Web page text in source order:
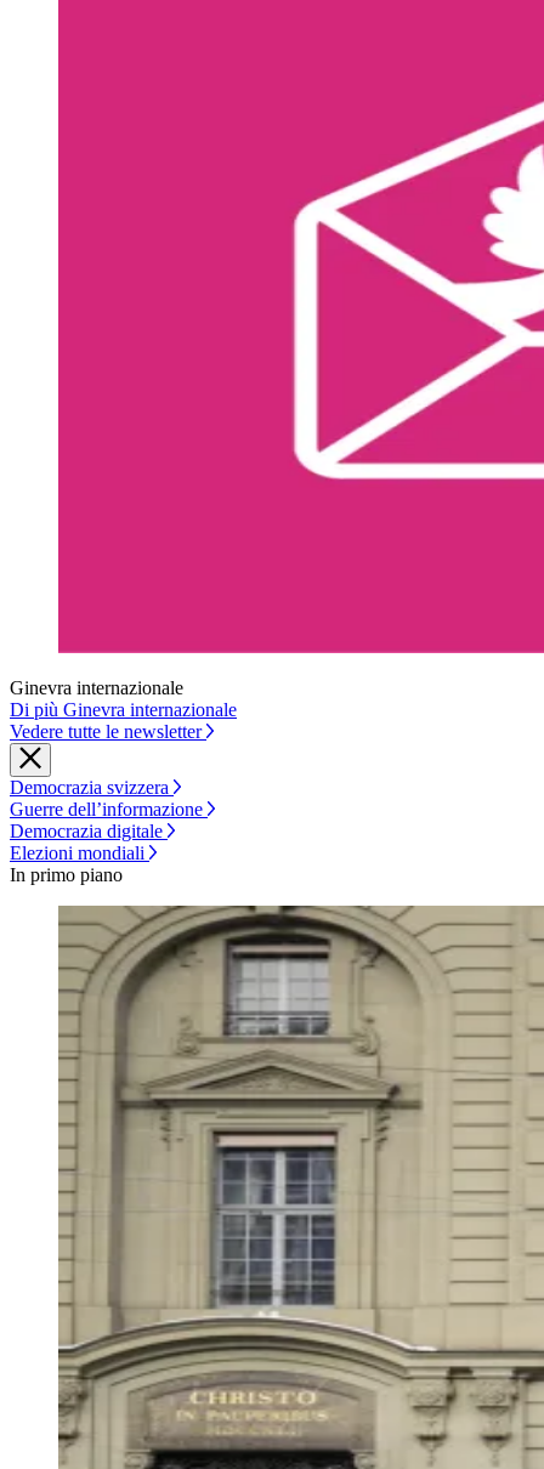
Ginevra internazionale
Di più Ginevra internazionale
Vedere tutte le newsletter
Democrazia svizzera
Guerre dell’informazione
Democrazia digitale
Elezioni mondiali
In primo piano